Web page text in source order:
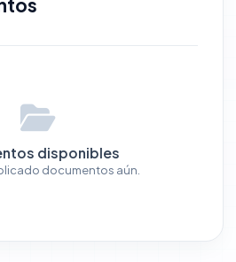
disponibles
documentos aún.